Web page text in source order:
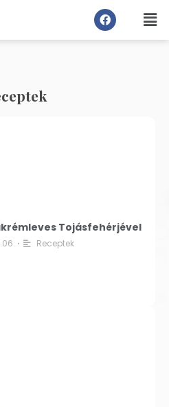
Tojásfehérjével
• Receptek